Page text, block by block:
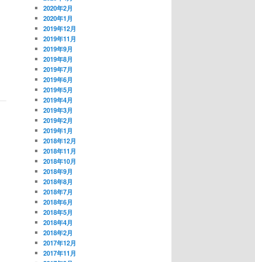
2020年2月
2020年1月
2019年12月
2019年11月
2019年9月
2019年8月
2019年7月
2019年6月
2019年5月
2019年4月
2019年3月
2019年2月
2019年1月
2018年12月
2018年11月
2018年10月
2018年9月
2018年8月
2018年7月
2018年6月
2018年5月
2018年4月
2018年2月
2017年12月
2017年11月